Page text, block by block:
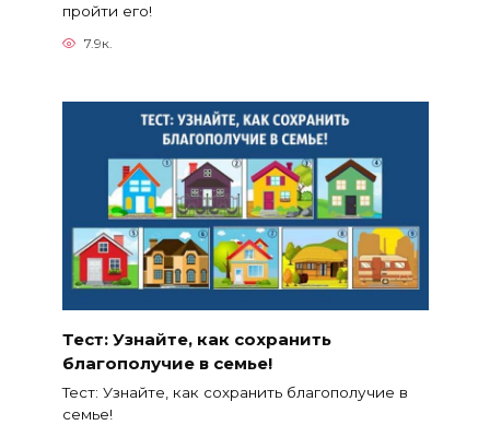
пройти его!
7.9к.
Тест: Узнайте, как сохранить
благополучие в семье!
Тест: Узнайте, как сохранить благополучие в
семье!